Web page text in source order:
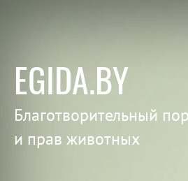
EGIDA.BY
Благотворительный
и прав животных